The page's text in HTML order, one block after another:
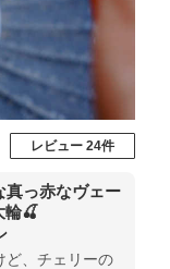
レビュー 24件
真っ赤なヴェー
輪🍒
ど、チェリーの